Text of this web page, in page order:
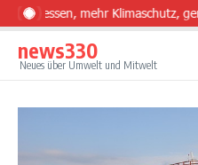
Zum Inhalt springen
essen, mehr Klimaschutz,
news330
Neues über Umwelt und Mitwelt